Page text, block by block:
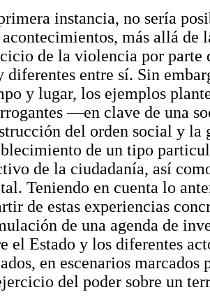
instancia, no sería
acontecimientos, más allá de
de la violencia por parte
diferentes entre sí. Sin
y lugar, los ejemplos
—en clave de una
del orden social y la
de un tipo
de la ciudadanía, así
Teniendo en cuenta lo
de estas experiencias
de una agenda de
el Estado y los diferentes
en escenarios
del poder sobre un